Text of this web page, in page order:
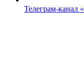
Телеграм-канал